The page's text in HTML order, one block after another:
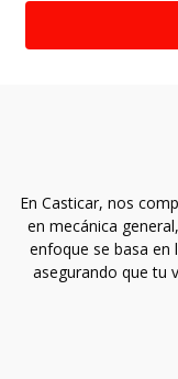
En Casticar, nos
en mecánica
enfoque se basa en
asegurando que tu